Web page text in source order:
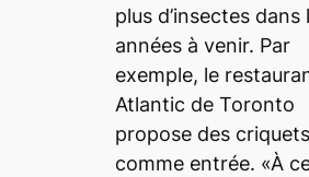
plus d’insectes dans
années à venir. Par
exemple, le
Atlantic de Toronto
propose des criquets
comme entrée. «À